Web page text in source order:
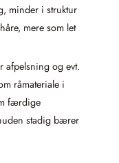
minder i struktur
mere som let
afpelsning og evt.
råmateriale i
færdige
stadig bærer